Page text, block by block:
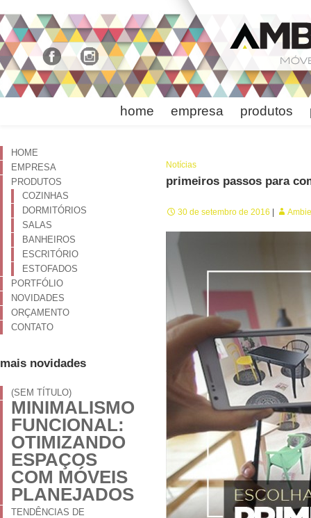
home empresa produtos
HOME
EMPRESA
PRODUTOS
COZINHAS
DORMITÓRIOS
SALAS
BANHEIROS
ESCRITÓRIO
ESTOFADOS
PORTFÓLIO
NOVIDADES
ORÇAMENTO
CONTATO
mais novidades
(SEM TÍTULO)
MINIMALISMO
FUNCIONAL:
OTIMIZANDO
ESPAÇOS
COM MÓVEIS
PLANEJADOS
TENDÊNCIAS DE
Notícias
primeiros passos para
30 de setembro de 2016